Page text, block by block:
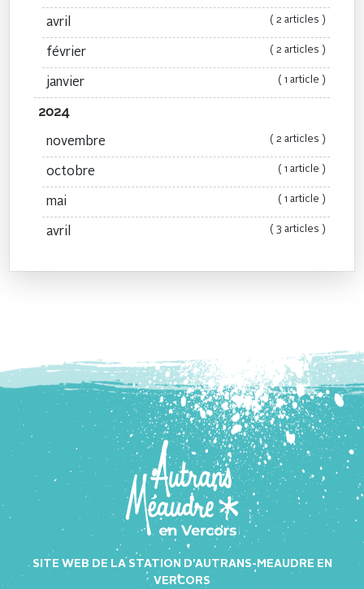
avril ( 2 articles )
février ( 2 articles )
janvier ( 1 article )
2024
novembre ( 2 articles )
octobre ( 1 article )
mai ( 1 article )
avril ( 3 articles )
SITE WEB DE LA STATION D'AUTRANS-MEAUDRE EN
VERCORS